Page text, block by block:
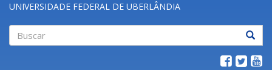
UNIVERSIDADE FEDERAL DE UBERLÂNDIA